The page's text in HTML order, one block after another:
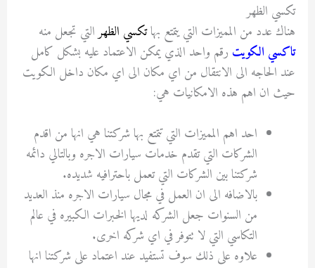
تكسي الظهر
هناك عدد من المميزات التي يتمتع بهاتكسي الظهرالتي تجعل منه
تاكسي الكويت رقم واحد الذي يمكن الاعتماد عليه بشكل كامل
عند الحاجه الى الانتقال من اي مكان الى اي مكان داخل الكويت
حيث ان اهم هذه الامكانيات هي:
احد اهم المميزات التي تتمتع بها شركتنا هي انها من اقدم
الشركات التي تقدم خدمات سيارات الاجره وبالتالي دائمه
شركتنا بين الشركات التي تعمل باحترافيه شديده.
بالاضافه الى ان العمل في مجال سيارات الاجره منذ العديد
من السنوات جعل الشركه لديها الخبرات الكبيره في عالم
التكاسي التي لا تتوفر في اي شركه اخرى.
علاوه على ذلك سوف تستفيد عند اعتماد على شركتنا انها